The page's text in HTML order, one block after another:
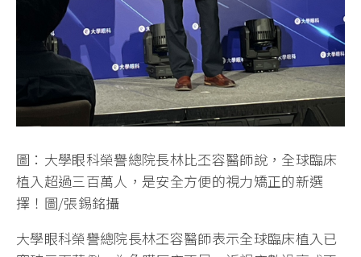
圖：大學眼科榮譽總院長林比丕容醫師說，全球臨床
植入超過三百萬人，是安全方便的視力矯正的新選
擇！圖/張錫銘攝
大學眼科榮譽總院長林丕容醫師表示全球臨床植入已